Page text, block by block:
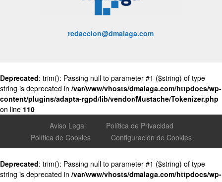
redaccion@dmalaga.com
Deprecated: trim(): Passing null to parameter #1 ($string) of type
string is deprecated in /var/www/vhosts/dmalaga.com/httpdocs/wp-
content/plugins/adapta-rgpd/lib/vendor/Mustache/Tokenizer.php
on line 110
Aviso Legal
Política de Privacidad
Política de Cookies
Configuración de Cookies
Deprecated: trim(): Passing null to parameter #1 ($string) of type
string is deprecated in /var/www/vhosts/dmalaga.com/httpdocs/wp-